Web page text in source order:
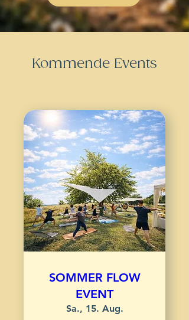
Kommende Events
SOMMER FLOW
EVENT
Sa., 15. Aug.